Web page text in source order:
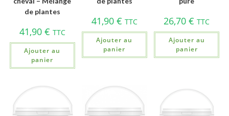
de plantes
41,90 € TTC
Ajouter au
panier
41,90 € TTC
Ajouter au
panier
26,70€ TTC
Ajouter au
panier